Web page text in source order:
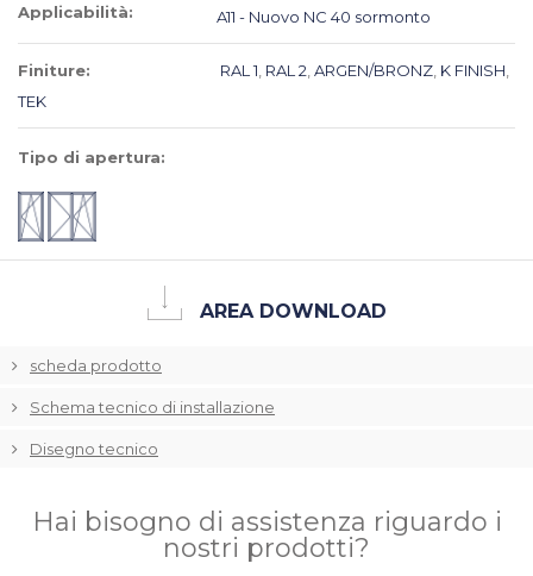
Applicabilità: A11 - Nuovo NC 40 sormonto
Finiture: RAL 1, RAL 2,ARGEN/BRONZ, K FINISH,
TEK
Tipo di apertura:
AREA DOWNLOAD
scheda prodotto
Schema tecnico di installazione
Disegno tecnico
Hai bisogno di assistenza riguardo i
nostri prodotti?